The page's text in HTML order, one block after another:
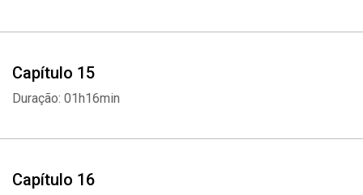
Capítulo 15
Duração: 01h16min
Capítulo 16